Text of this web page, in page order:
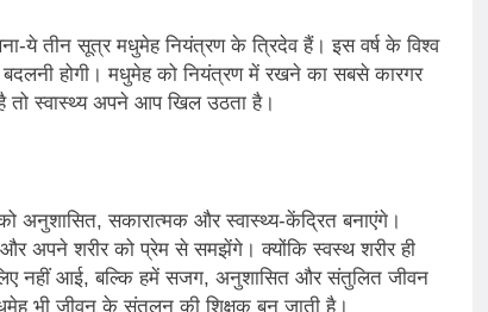
ये तीन सूत्र मधुमेह नियंत्रण के त्रिदेव हैं। इस वर्ष के विश्व
होगी। मधुमेह को नियंत्रण में रखने का सबसे कारगर
तो स्वास्थ्य अपने आप खिल उठता है।
अनुशासित, सकारात्मक और स्वास्थ्य-केंद्रित बनाएंगे।
अपने शरीर को प्रेम से समझेंगे। क्योंकि स्वस्थ शरीर ही
नहीं आई, बल्कि हमें सजग, अनुशासित और संतुलित जीवन
भी जीवन के संतुलन की शिक्षक बन जाती है।